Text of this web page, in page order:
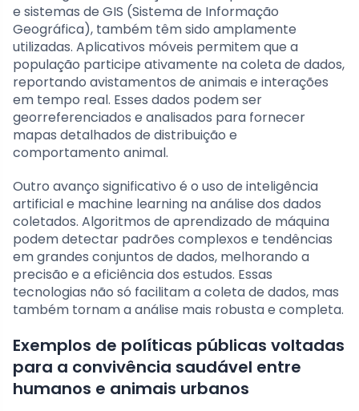
e sistemas de GIS (Sistema de Informação
Geográfica), também têm sido amplamente
utilizadas. Aplicativos móveis permitem que a
população participe ativamente na coleta de dados,
reportando avistamentos de animais e interações
em tempo real. Esses dados podem ser
georreferenciados e analisados para fornecer
mapas detalhados de distribuição e
comportamento animal.
Outro avanço significativo é o uso de inteligência
artificial e machine learning na análise dos dados
coletados. Algoritmos de aprendizado de máquina
podem detectar padrões complexos e tendências
em grandes conjuntos de dados, melhorando a
precisão e a eficiência dos estudos. Essas
tecnologias não só facilitam a coleta de dados, mas
também tornam a análise mais robusta e completa.
Exemplos de políticas públicas voltadas
para a convivência saudável entre
humanos e animais urbanos